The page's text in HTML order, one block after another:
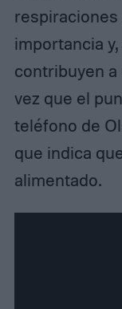
importancia
contribuyen a
vez que el
teléfono de
que indica
alimentado.